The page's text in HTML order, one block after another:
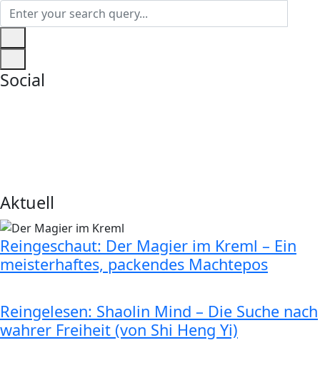
Social
Aktuell
Reingeschaut: Der Magier im Kreml – Ein
meisterhaftes, packendes Machtepos
Reingelesen: Shaolin Mind – Die Suche nach
wahrer Freiheit (von Shi Heng Yi)